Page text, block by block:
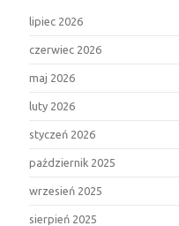
lipiec 2026
czerwiec 2026
maj 2026
luty 2026
styczeń 2026
październik 2025
wrzesień 2025
sierpień 2025